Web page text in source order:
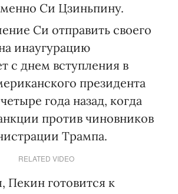
Си Цзиньпину.
Си отправить своего
инаугурацию
с днем вступления в
президента
года назад, когда
против чиновников
Трампа.
RELATED VIDEO
Пекин готовится к